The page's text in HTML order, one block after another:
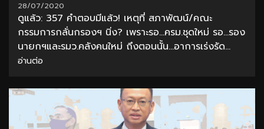
28/07/2020
ดูแล้ว: 357 คำตอบมีแล้ว! เหตุที่ สภาพัฒน์/คณะ
กรรมการกลั่นกรองฯ นิ่ง? เพราะรอ…ครม.ชุดใหม่ รอ…รอง
นายกฯและรมว.คลังคนใหม่ ถึงตอนนั้น…อาการเร่งรัด...
อ่านต่อ